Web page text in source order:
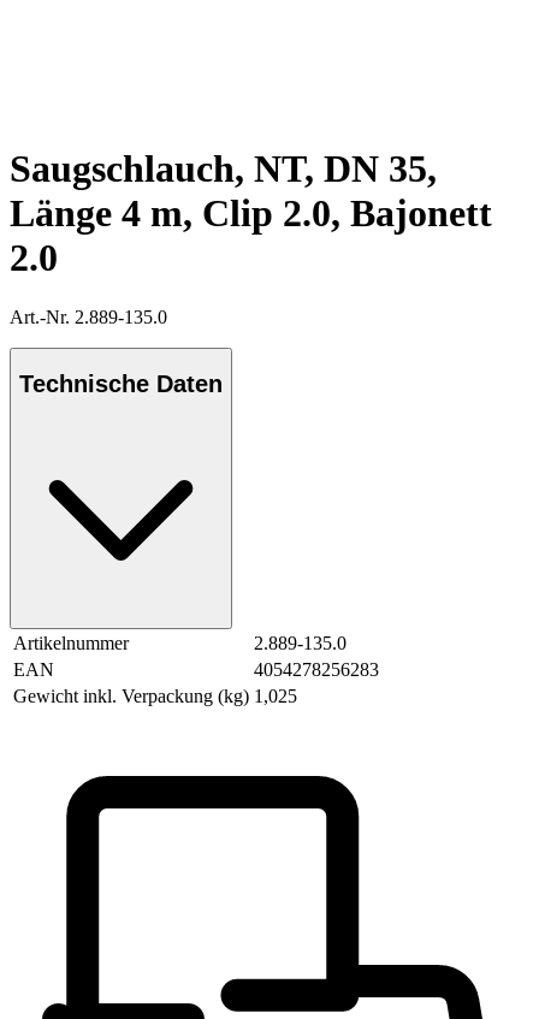
Saugschlauch, NT, DN 35,
Länge 4 m, Clip 2.0, Bajonett
2.0
Art.-Nr. 2.889-135.0
Technische Daten
Artikelnummer
2.889-135.0
EAN
4054278256283
Gewicht inkl. Verpackung (kg) 1,025